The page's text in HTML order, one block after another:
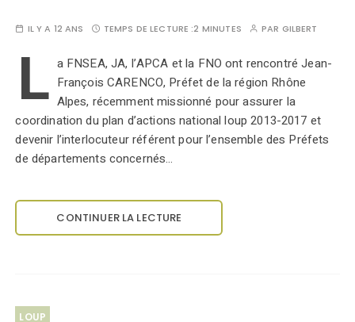
IL Y A 12 ANS TEMPS DE LECTURE :2 MINUTES PAR GILBERT
L a FNSEA, JA, l’APCA et la FNO ont rencontré Jean-
François CARENCO, Préfet de la région Rhône
Alpes, récemment missionné pour assurer la
coordination du plan d’actions national loup 2013-2017 et
devenir l’interlocuteur référent pour l’ensemble des Préfets
de départements concernés…
CONTINUER LA LECTURE
LOUP